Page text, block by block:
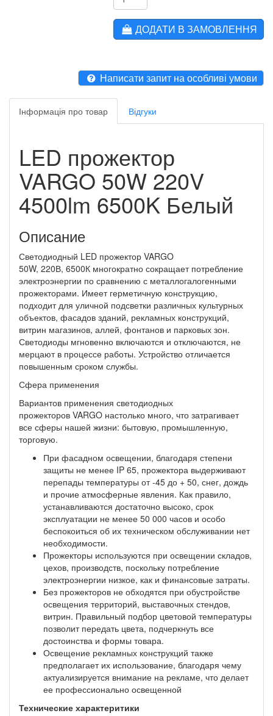
ДОДАТИ В ЗАМОВЛЕННЯ
Написати запит на особливі умови
Інформація про товар Відгуки
LED прожектор
VARGO 50W 220V
4500lm 6500K Белый
Описание
Светодиодный LED прожектор VARGO
50W, 220В, 6500К многократно сокращает потребление
электроэнергии по сравнению с металлогалогенными
прожекторами. Имеет герметичную конструкцию,
подходит для уличной подсветки различных культурных
объектов, фасадов зданий, рекламных конструкций,
витрин магазинов, аллей, фонтанов и парковых зон.
Светодиоды мгновенно включаются и отключаются, не
мерцают в процессе работы. Устройство отличается
повышенным сроком службы.
Сфера применения
Вариантов применения светодиодных
прожекторов VARGO настолько много, что затрагивает
все сферы нашей жизни: бытовую, промышленную,
торговую.
При фасадном освещении, благодаря степени
защиты не менее IP 65, прожектора выдерживают
перепады температуры от -45 до + 50, снег, дождь
и прочие атмосферные явления. Как правило,
устанавливаются достаточно высоко, срок
эксплуатации не менее 50 000 часов и особо
беспокоиться об их техническом обслуживании нет
необходимости.
Прожекторы используются при освещении складов,
цехов, производств, поскольку потребление
электроэнергии низкое, как и финансовые затраты.
Без прожекторов не обходятся при обустройстве
освещения территорий, выставочных стендов,
витрин. Правильный подбор цветовой температуры
позволит передать цвета, подчеркнуть все
достоинства и формы товара.
Освещение рекламных конструкций также
предполагает их использование, благодаря чему
актуализируется внимание на рекламе, что делает
ее профессионально освещенной
Технические характеритики